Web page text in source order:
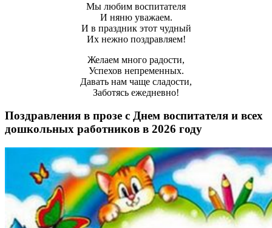
Мы любим воспитателя
И няню уважаем.
И в праздник этот чудный
Их нежно поздравляем!
Желаем много радости,
Успехов непременных.
Давать нам чаще сладости,
Заботясь ежедневно!
Поздравления в прозе с Днем воспитателя и всех
дошкольных работников в 2026 году